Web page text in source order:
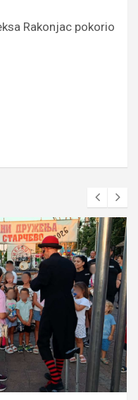
Rakonjac pokorio